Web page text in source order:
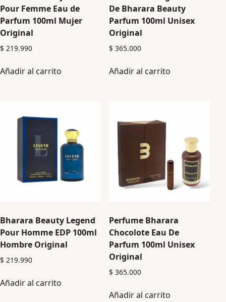
Pour Femme Eau de
Parfum 100ml Mujer
Original
$ 219.990
Añadir al carrito
De Bharara Beauty
Parfum 100ml Unisex
Original
$ 365.000
Añadir al carrito
Bharara Beauty Legend
Pour Homme EDP 100ml
Hombre Original
$ 219.990
Añadir al carrito
Perfume Bharara
Chocolote Eau De
Parfum 100ml Unisex
Original
$ 365.000
Añadir al carrito